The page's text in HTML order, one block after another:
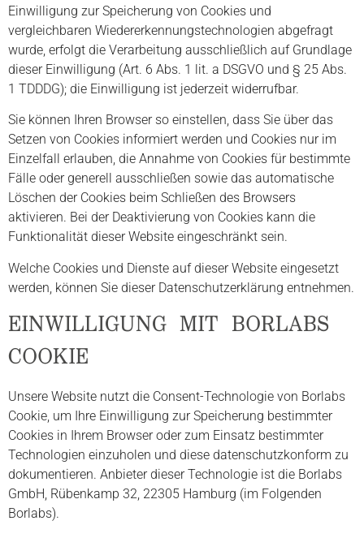
Einwilligung zur Speicherung von Cookies und
vergleichbaren Wiedererkennungstechnologien abgefragt
wurde, erfolgt die Verarbeitung ausschließlich auf Grundlage
dieser Einwilligung (Art. 6 Abs. 1 lit. a DSGVO und § 25 Abs.
1 TDDDG); die Einwilligung ist jederzeit widerrufbar.
Sie können Ihren Browser so einstellen, dass Sie über das
Setzen von Cookies informiert werden und Cookies nur im
Einzelfall erlauben, die Annahme von Cookies für bestimmte
Fälle oder generell ausschließen sowie das automatische
Löschen der Cookies beim Schließen des Browsers
aktivieren. Bei der Deaktivierung von Cookies kann die
Funktionalität dieser Website eingeschränkt sein.
Welche Cookies und Dienste auf dieser Website eingesetzt
werden, können Sie dieser Datenschutzerklärung entnehmen.
EINWILLIGUNG MIT BORLABS
COOKIE
Unsere Website nutzt die Consent-Technologie von Borlabs
Cookie, um Ihre Einwilligung zur Speicherung bestimmter
Cookies in Ihrem Browser oder zum Einsatz bestimmter
Technologien einzuholen und diese datenschutzkonform zu
dokumentieren. Anbieter dieser Technologie ist die Borlabs
GmbH, Rübenkamp 32, 22305 Hamburg (im Folgenden
Borlabs).